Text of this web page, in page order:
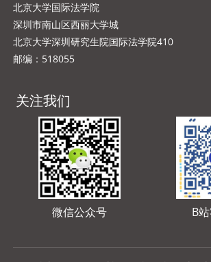
北京大学国际法学院
深圳市南山区西丽大学城
北京大学深圳研究生院国际法学院410
邮编：518055
关注我们
微信公众号 B